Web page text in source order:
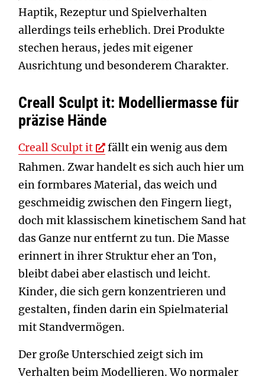
Haptik, Rezeptur und Spielverhalten
allerdings teils erheblich. Drei Produkte
stechen heraus, jedes mit eigener
Ausrichtung und besonderem Charakter.
Creall Sculpt it: Modelliermasse für
präzise Hände
Creall Sculpt it
fällt ein wenig aus dem
Rahmen. Zwar handelt es sich auch hier um
ein formbares Material, das weich und
geschmeidig zwischen den Fingern liegt,
doch mit klassischem kinetischem Sand hat
das Ganze nur entfernt zu tun. Die Masse
erinnert in ihrer Struktur eher an Ton,
bleibt dabei aber elastisch und leicht.
Kinder, die sich gern konzentrieren und
gestalten, finden darin ein Spielmaterial
mit Standvermögen.
Der große Unterschied zeigt sich im
Verhalten beim Modellieren. Wo normaler